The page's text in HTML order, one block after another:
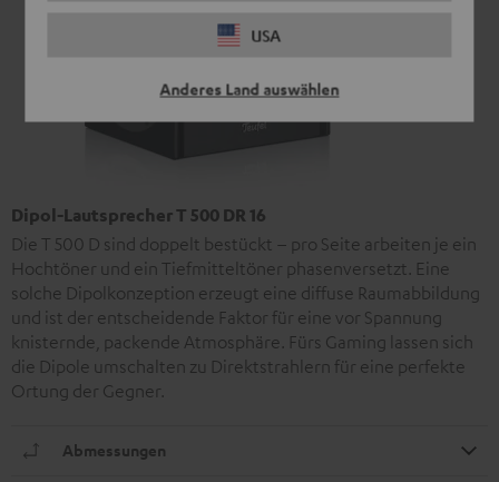
USA
Anderes Land auswählen
Dipol-Lautsprecher T 500 DR 16
Die T 500 D sind doppelt bestückt – pro Seite arbeiten je ein
Hochtöner und ein Tiefmitteltöner phasenversetzt. Eine
solche Dipolkonzeption erzeugt eine diffuse Raumabbildung
und ist der entscheidende Faktor für eine vor Spannung
knisternde, packende Atmosphäre. Fürs Gaming lassen sich
die Dipole umschalten zu Direktstrahlern für eine perfekte
Ortung der Gegner.
Abmessungen